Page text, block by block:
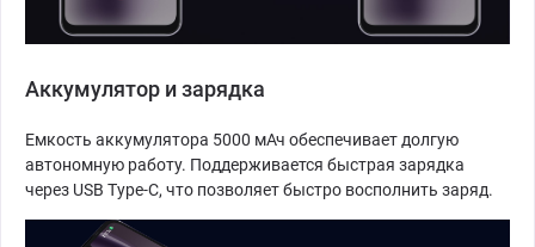
Аккумулятор и зарядка
Емкость аккумулятора 5000 мАч обеспечивает долгую
автономную работу. Поддерживается быстрая зарядка
через USB Type-C, что позволяет быстро восполнить заряд.